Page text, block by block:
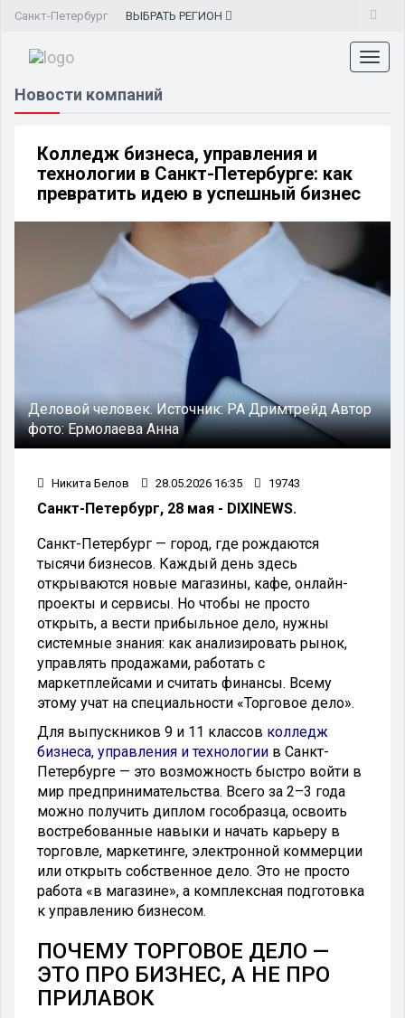
Санкт-Петербург ВЫБРАТЬ РЕГИОН
Новости компаний
Колледж бизнеса, управления и
технологии в Санкт-Петербурге: как
превратить идею в успешный бизнес
Деловой человек.Источник:РА ДримтрейдАвтор
фото:Ермолаева Анна
Никита Белов 28.05.2026 16:35 19743
Санкт-Петербург, 28 мая - DIXINEWS.
Санкт-Петербург — город, где рождаются
тысячи бизнесов. Каждый день здесь
открываются новые магазины, кафе, онлайн-
проекты и сервисы. Но чтобы не просто
открыть, а вести прибыльное дело, нужны
системные знания: как анализировать рынок,
управлять продажами, работать с
маркетплейсами и считать финансы. Всему
этому учат на специальности «Торговое дело».
Для выпускников 9 и 11 классов колледж
бизнеса, управления и технологии в Санкт-
Петербурге — это возможность быстро войти в
мир предпринимательства. Всего за 2–3 года
можно получить диплом гособразца, освоить
востребованные навыки и начать карьеру в
торговле, маркетинге, электронной коммерции
или открыть собственное дело. Это не просто
работа «в магазине», а комплексная подготовка
к управлению бизнесом.
ПОЧЕМУ ТОРГОВОЕ ДЕЛО —
ЭТО ПРО БИЗНЕС, А НЕ ПРО
ПРИЛАВОК